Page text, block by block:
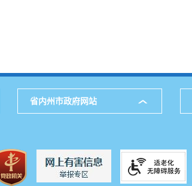
省内州市政府网站